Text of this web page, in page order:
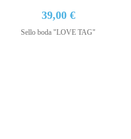
39,00 €
Sello boda "LOVE TAG"